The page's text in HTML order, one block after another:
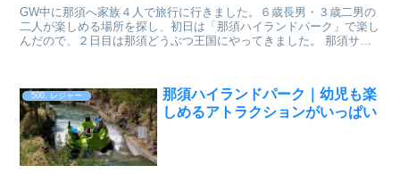
GW中に那須へ家族４人で旅行に行きました。６歳長男・３歳二男の
二人が楽しめる場所を探し、初日は「那須ハイランドパーク」で楽し
んだので、２日目は那須どうぶつ王国にやってきました。 那須サフ
500. レジャー
那須ハイランドパーク｜幼児も楽
しめるアトラクションがいっぱい